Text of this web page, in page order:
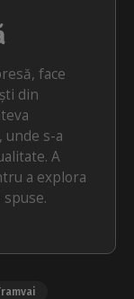
face
din
unde s-a
A
a explora